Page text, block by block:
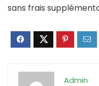
sans frais
Admin